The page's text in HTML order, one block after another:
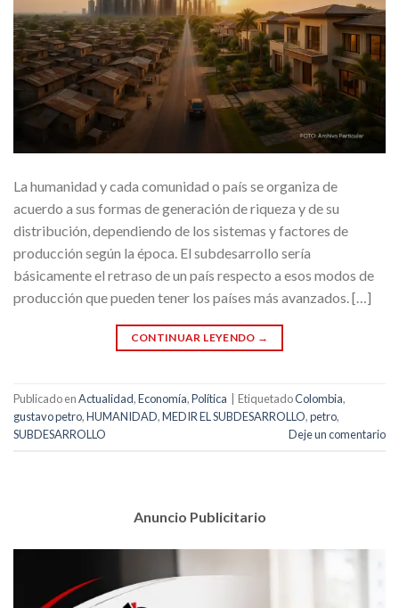
La humanidad y cada comunidad o país se organiza de
acuerdo a sus formas de generación de riqueza y de su
distribución, dependiendo de los sistemas y factores de
producción según la época. El subdesarrollo sería
básicamente el retraso de un país respecto a esos modos de
producción que pueden tener los países más avanzados. […]
CONTINUAR LEYENDO →
Publicado enActualidad,Economía,Política EtiquetadoColombia,
gustavo petro,HUMANIDAD,MEDIR EL SUBDESARROLLO,petro,
SUBDESARROLLO
Deje un comentario
Anuncio Publicitario